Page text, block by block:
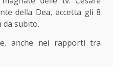
della Dea, accetta gli 8
da subito.
anche nei rapporti tra